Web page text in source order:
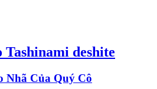
deshite
Nhã Của Quý Cô